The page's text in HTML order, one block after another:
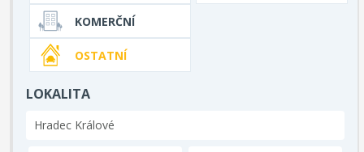
KOMERČNÍ
OSTATNÍ
LOKALITA